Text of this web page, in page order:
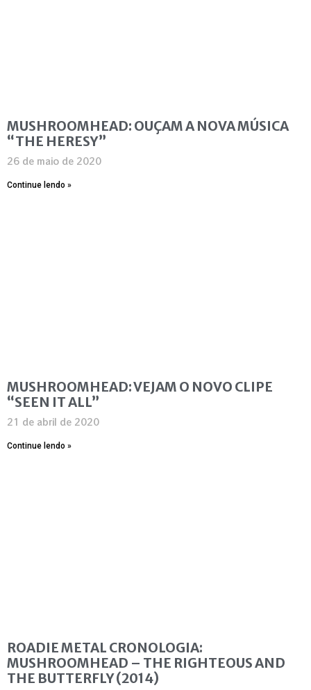
MUSHROOMHEAD: OUÇAM A NOVA MÚSICA
“THE HERESY”
26 de maio de 2020
Continue lendo »
MUSHROOMHEAD: VEJAM O NOVO CLIPE
“SEEN IT ALL”
21 de abril de 2020
Continue lendo »
ROADIE METAL CRONOLOGIA:
MUSHROOMHEAD – THE RIGHTEOUS AND
THE BUTTERFLY (2014)